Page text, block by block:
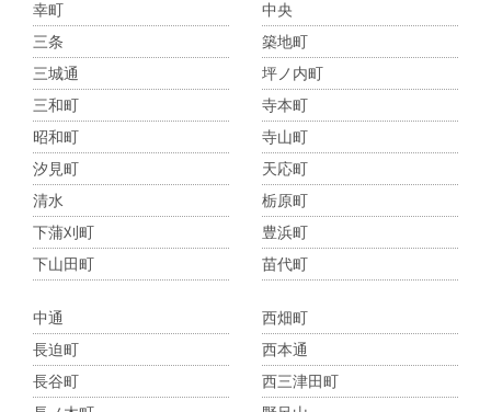
幸町
三条
三城通
三和町
昭和町
汐見町
清水
下蒲刈町
下山田町
中央
築地町
坪ノ内町
寺本町
寺山町
天応町
栃原町
豊浜町
苗代町
中通
長迫町
長谷町
西畑町
西本通
西三津田町